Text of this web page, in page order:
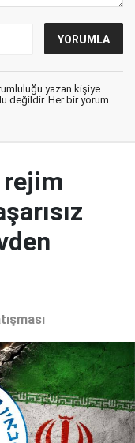
yazan kişiye
değildir. Her bir yorum
rejim